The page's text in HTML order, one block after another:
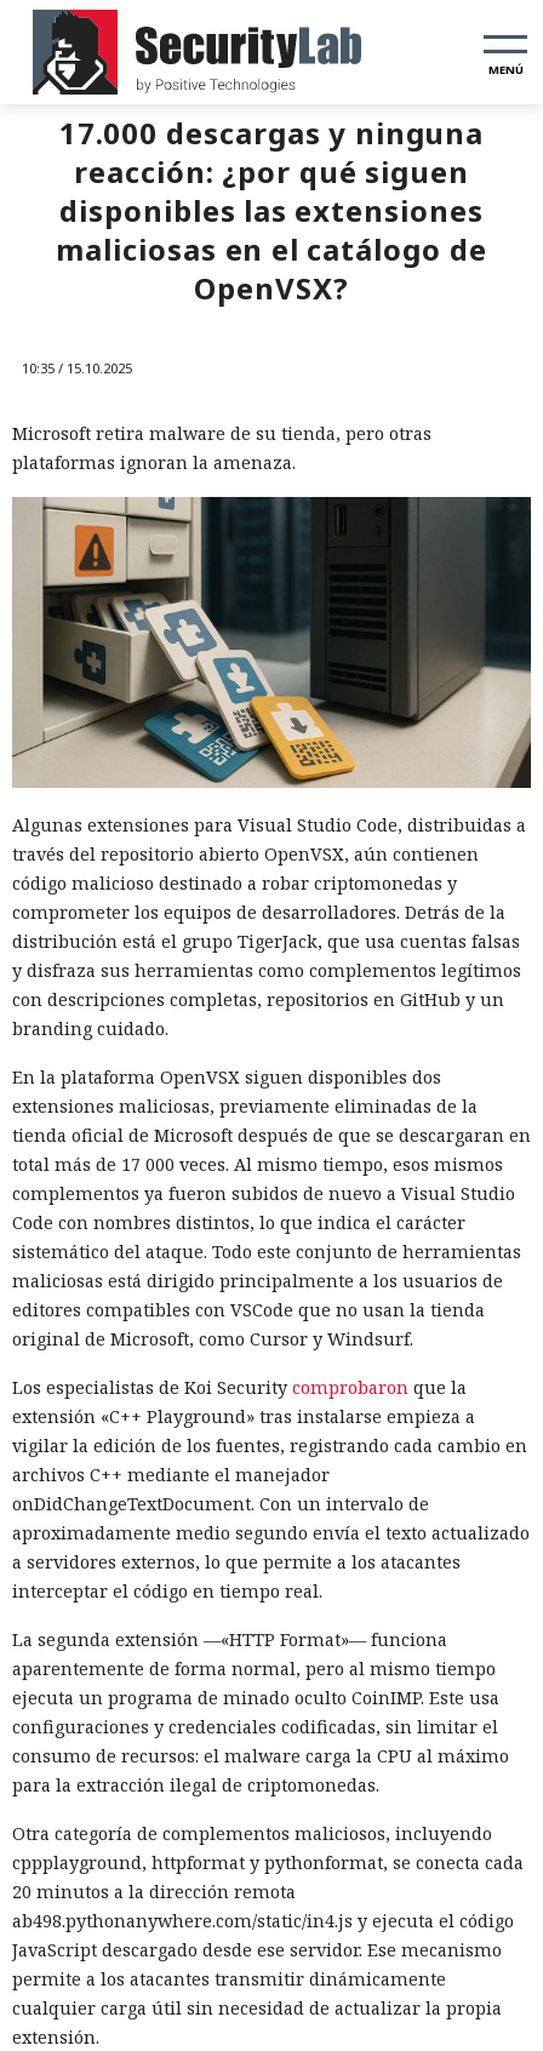
MENÚ
17.000 descargas y ninguna
reacción: ¿por qué siguen
disponibles las extensiones
maliciosas en el catálogo de
OpenVSX?
10:35 / 15.10.2025
Microsoft retira malware de su tienda, pero otras
plataformas ignoran la amenaza.
Algunas extensiones para Visual Studio Code, distribuidas a
través del repositorio abierto OpenVSX, aún contienen
código malicioso destinado a robar criptomonedas y
comprometer los equipos de desarrolladores. Detrás de la
distribución está el grupo TigerJack, que usa cuentas falsas
y disfraza sus herramientas como complementos legítimos
con descripciones completas, repositorios en GitHub y un
branding cuidado.
En la plataforma OpenVSX siguen disponibles dos
extensiones maliciosas, previamente eliminadas de la
tienda oficial de Microsoft después de que se descargaran en
total más de 17 000 veces. Al mismo tiempo, esos mismos
complementos ya fueron subidos de nuevo a Visual Studio
Code con nombres distintos, lo que indica el carácter
sistemático del ataque. Todo este conjunto de herramientas
maliciosas está dirigido principalmente a los usuarios de
editores compatibles con VSCode que no usan la tienda
original de Microsoft, como Cursor y Windsurf.
Los especialistas de Koi Security comprobaron que la
extensión «C++ Playground» tras instalarse empieza a
vigilar la edición de los fuentes, registrando cada cambio en
archivos C++ mediante el manejador
onDidChangeTextDocument. Con un intervalo de
aproximadamente medio segundo envía el texto actualizado
a servidores externos, lo que permite a los atacantes
interceptar el código en tiempo real.
La segunda extensión —«HTTP Format»— funciona
aparentemente de forma normal, pero al mismo tiempo
ejecuta un programa de minado oculto CoinIMP. Este usa
configuraciones y credenciales codificadas, sin limitar el
consumo de recursos: el malware carga la CPU al máximo
para la extracción ilegal de criptomonedas.
Otra categoría de complementos maliciosos, incluyendo
cppplayground, httpformat y pythonformat, se conecta cada
20 minutos a la dirección remota
ab498.pythonanywhere.com/static/in4.js y ejecuta el código
JavaScript descargado desde ese servidor. Ese mecanismo
permite a los atacantes transmitir dinámicamente
cualquier carga útil sin necesidad de actualizar la propia
extensión.